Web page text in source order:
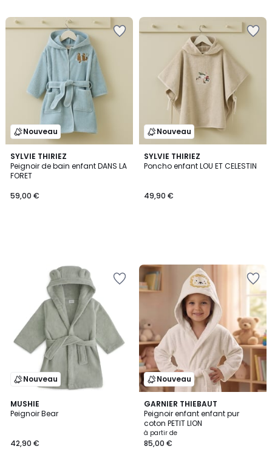
Nouveau
SYLVIE THIRIEZ
Peignoir de bain enfant DANS LA
FORET
59,00 €
Nouveau
SYLVIE THIRIEZ
Poncho enfant LOU ET CELESTIN
49,90 €
Nouveau
MUSHIE
Peignoir Bear
42,90 €
Nouveau
GARNIER THIEBAUT
Peignoir enfant enfant pur
coton PETIT LION
à partir de
85,00 €